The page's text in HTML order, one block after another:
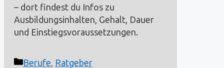
– dort findest du Infos zu
Ausbildungsinhalten, Gehalt, Dauer
und Einstiegsvoraussetzungen.
Kategorien
Berufe Ratgeber